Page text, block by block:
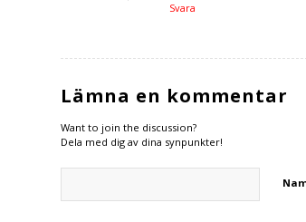
Svara
Lämna en kommentar
Want to join the discussion?
Dela med dig av dina synpunkter!